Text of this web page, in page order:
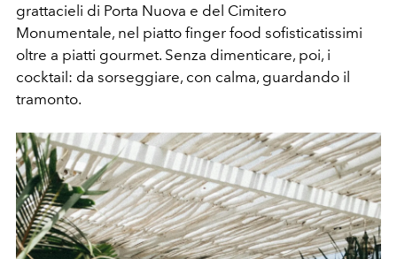
grattacieli di Porta Nuova e del Cimitero
Monumentale, nel piatto finger food sofisticatissimi
oltre a piatti gourmet. Senza dimenticare, poi, i
cocktail: da sorseggiare, con calma, guardando il
tramonto.